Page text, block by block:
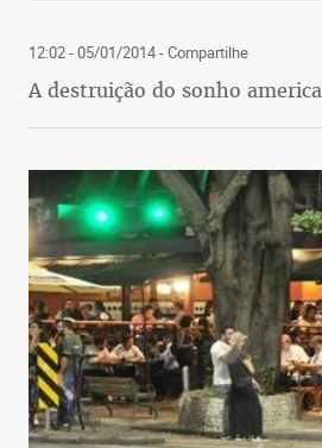
12:02 - 05/01/2014- Compartilhe
A destruição do sonho